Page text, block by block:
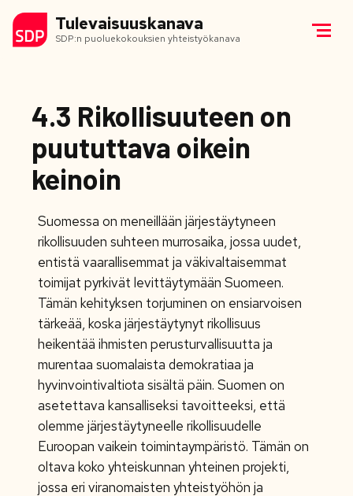
Tulevaisuuskanava
SDP:n puoluekokouksien yhteistyökanava
4.3 Rikollisuuteen on
puututtava oikein
keinoin
Suomessa on meneillään järjestäytyneen
rikollisuuden suhteen murrosaika, jossa uudet,
entistä vaarallisemmat ja väkivaltaisemmat
toimijat pyrkivät levittäytymään Suomeen.
Tämän kehityksen torjuminen on ensiarvoisen
tärkeää, koska järjestäytynyt rikollisuus
heikentää ihmisten perusturvallisuutta ja
murentaa suomalaista demokratiaa ja
hyvinvointivaltiota sisältä päin. Suomen on
asetettava kansalliseksi tavoitteeksi, että
olemme järjestäytyneelle rikollisuudelle
Euroopan vaikein toimintaympäristö. Tämän on
oltava koko yhteiskunnan yhteinen projekti,
jossa eri viranomaisten yhteistyöhön ja